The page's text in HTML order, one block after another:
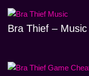
Bra Thief –